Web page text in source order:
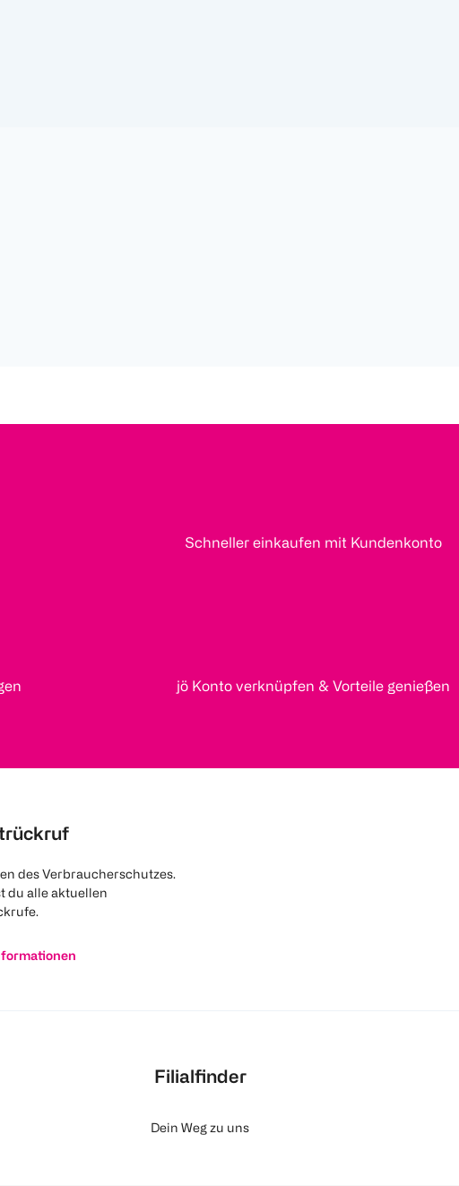
Schneller einkaufen mit Kundenkonto
jö Konto verknüpfen & Vorteile genießen
des Verbraucherschutzes.
du alle aktuellen
Filialfinder
Dein Weg zu uns